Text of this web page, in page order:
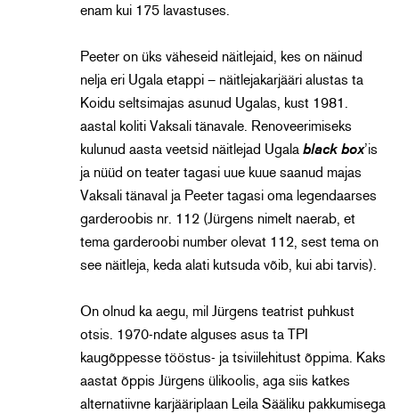
enam kui 175 lavastuses.
Peeter on üks väheseid näitlejaid, kes on näinud
nelja eri Ugala etappi – näitlejakarjääri alustas ta
Koidu seltsimajas asunud Ugalas, kust 1981.
aastal koliti Vaksali tänavale. Renoveerimiseks
kulunud aasta veetsid näitlejad Ugala black box’is
ja nüüd on teater tagasi uue kuue saanud majas
Vaksali tänaval ja Peeter tagasi oma legendaarses
garderoobis nr. 112 (Jürgens nimelt naerab, et
tema garderoobi number olevat 112, sest tema on
see näitleja, keda alati kutsuda võib, kui abi tarvis).
On olnud ka aegu, mil Jürgens teatrist puhkust
otsis. 1970-ndate alguses asus ta TPI
kaugõppesse tööstus- ja tsiviilehitust õppima. Kaks
aastat õppis Jürgens ülikoolis, aga siis katkes
alternatiivne karjääriplaan Leila Sääliku pakkumisega